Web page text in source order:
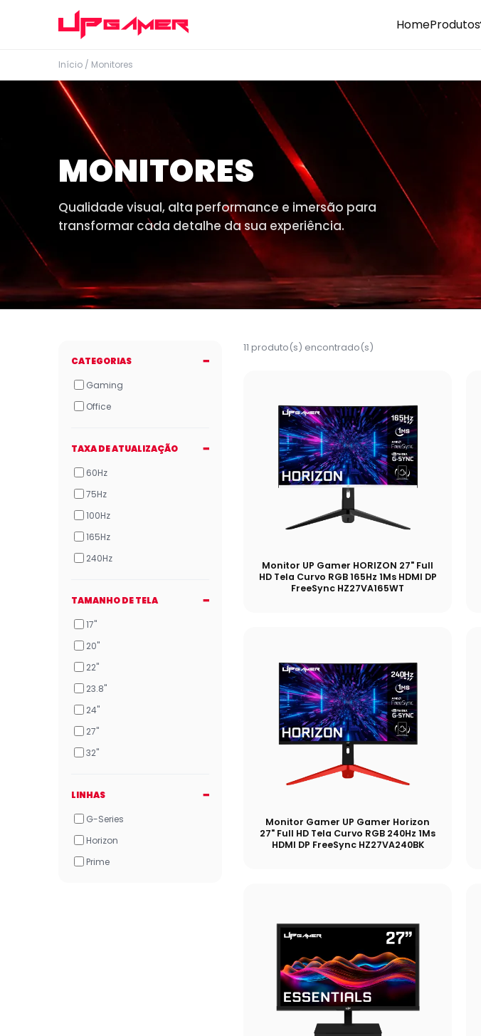
HomeProdutos
Início / Monitores
MONITORES
Qualidade visual, alta performance e imersão para
transformar cada detalhe da sua experiência.
CATEGORIAS
Gaming
Office
TAXA DE ATUALIZAÇÃO
60Hz
75Hz
100Hz
165Hz
240Hz
TAMANHO DE TELA
17"
20"
22"
23.8"
24"
27"
32"
LINHAS
G-Series
Horizon
Prime
11 produto(s) encontrado(s)
Monitor UP Gamer HORIZON 27" Full
HD Tela Curvo RGB 165Hz 1Ms HDMI DP
FreeSync HZ27VA165WT
Monitor Gamer UP Gamer Horizon
27" Full HD Tela Curvo RGB 240Hz 1Ms
HDMI DP FreeSync HZ27VA240BK